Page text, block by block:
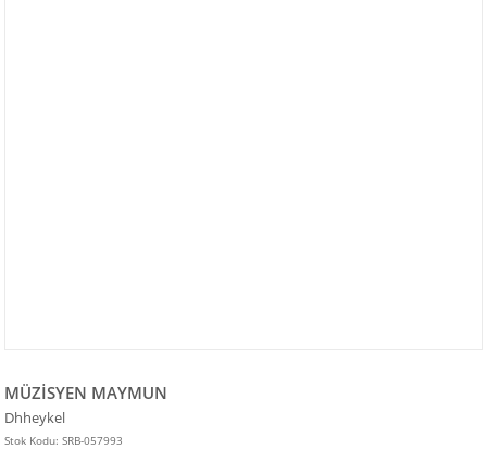
MÜZİSYEN MAYMUN
Dhheykel
Stok Kodu: SRB-057993